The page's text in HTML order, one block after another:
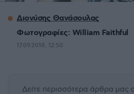
Διονύσης Θανάσουλας
Φωτογραφίες: William Faithful
17.09.2018, 12:50
Δείτε περισσότερα άρθρα μας